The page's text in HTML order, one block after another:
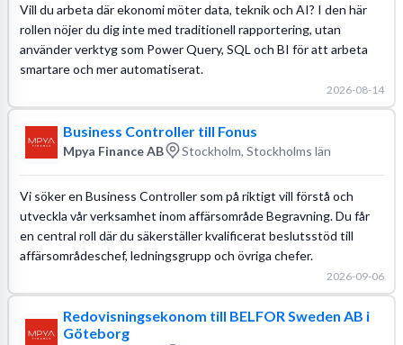
Vill du arbeta där ekonomi möter data, teknik och AI? I den här
rollen nöjer du dig inte med traditionell rapportering, utan
använder verktyg som Power Query, SQL och BI för att arbeta
smartare och mer automatiserat.
2026-08-14
Business Controller till Fonus
Mpya Finance AB Stockholm, Stockholms län
Vi söker en Business Controller som på riktigt vill förstå och
utveckla vår verksamhet inom affärsområde Begravning. Du får
en central roll där du säkerställer kvalificerat beslutsstöd till
affärsområdeschef, ledningsgrupp och övriga chefer.
2026-09-06
Redovisningsekonom till BELFOR Sweden AB i
Göteborg